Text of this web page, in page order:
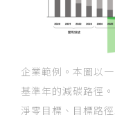
企業範例。本圖以
基準年的減碳路徑
淨零目標、目標路